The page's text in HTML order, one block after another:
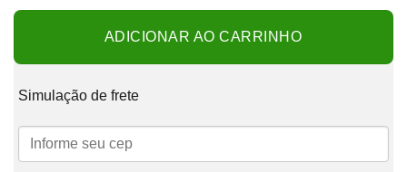
ADICIONAR AO CARRINHO
Simulação de frete